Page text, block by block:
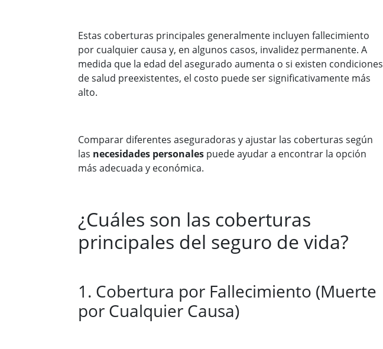
Estas coberturas principales generalmente incluyen fallecimiento
por cualquier causa y, en algunos casos, invalidez permanente. A
medida que la edad del asegurado aumenta o si existen condiciones
de salud preexistentes, el costo puede ser significativamente más
alto.
Comparar diferentes aseguradoras y ajustar las coberturas según
las necesidades personales puede ayudar a encontrar la opción
más adecuada y económica.
¿Cuáles son las coberturas
principales del seguro de vida?
1. Cobertura por Fallecimiento (Muerte
por Cualquier Causa)